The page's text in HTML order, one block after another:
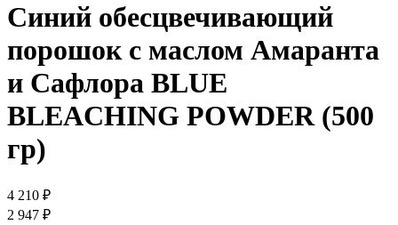
Синий обесцвечивающий
порошок с маслом Амаранта
и Сафлора BLUE
BLEACHING POWDER (500
гр)
4 210 ₽
2 947 ₽